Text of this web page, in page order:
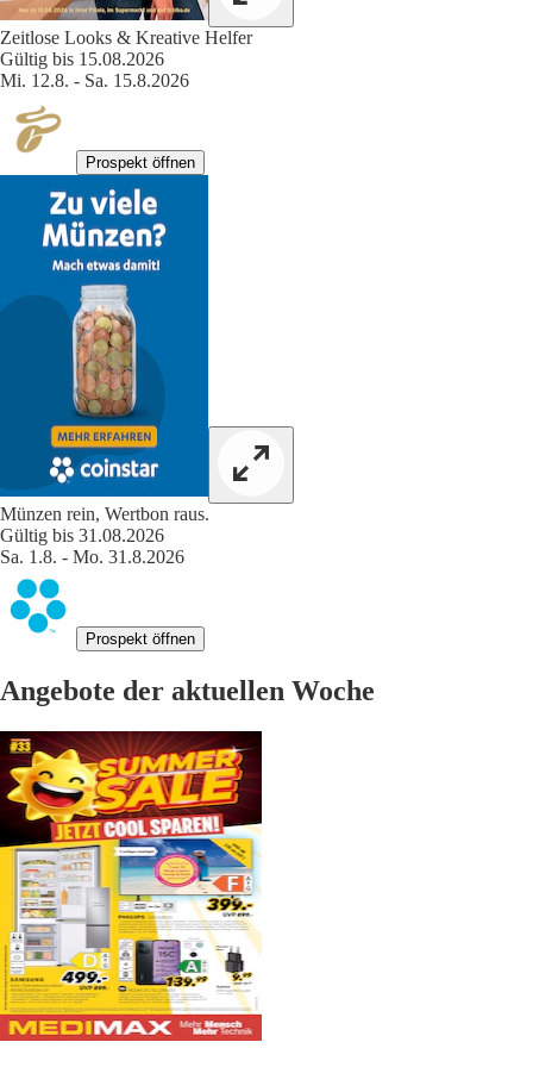
Zeitlose Looks & Kreative Helfer
Gültig bis 15.08.2026
Mi. 12.8. - Sa. 15.8.2026
Prospekt öffnen
Münzen rein, Wertbon raus.
Gültig bis 31.08.2026
Sa. 1.8. - Mo. 31.8.2026
Prospekt öffnen
Angebote der aktuellen Woche